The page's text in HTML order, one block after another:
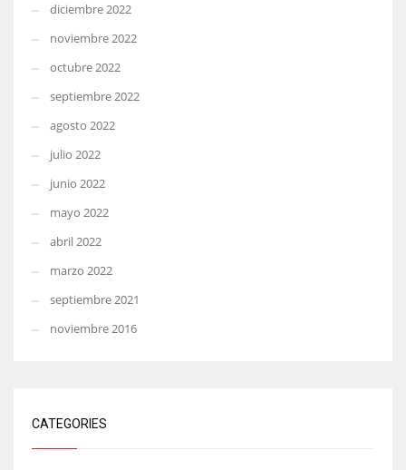
diciembre 2022
noviembre 2022
octubre 2022
septiembre 2022
agosto 2022
julio 2022
junio 2022
mayo 2022
abril 2022
marzo 2022
septiembre 2021
noviembre 2016
CATEGORIES